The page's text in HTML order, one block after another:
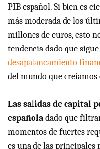
PIBespañol. Si bien es
más moderada de los
millones de euros, esto
tendencia dado que
desapalancamiento
del mundo que creíamos
Las salidas de capital
españoladado que
momentos de fuertes
es una de las principales